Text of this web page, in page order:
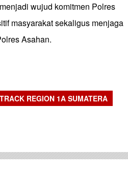
wujud komitmen Polres
masyarakat sekaligus menjaga
Asahan.
REGION 1A SUMATERA